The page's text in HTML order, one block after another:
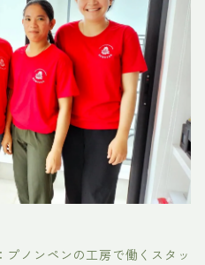
ノンペンの工房で働くスタッ